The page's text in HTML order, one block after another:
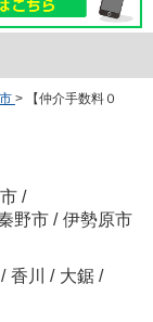
>
【仲介手数料０
/
野市 / 伊勢原市
/ 香川 / 大鋸 /